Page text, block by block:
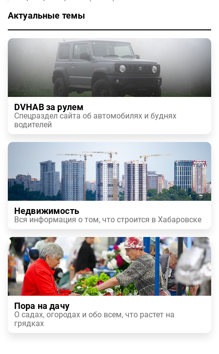
Актуальные темы
DVHAB за рулем
Спецраздел сайта об автомобилях и буднях
водителей
Недвижимость
Вся информация о том, что строится в Хабаровске
Пора на дачу
О садах, огородах и обо всем, что растет на
грядках